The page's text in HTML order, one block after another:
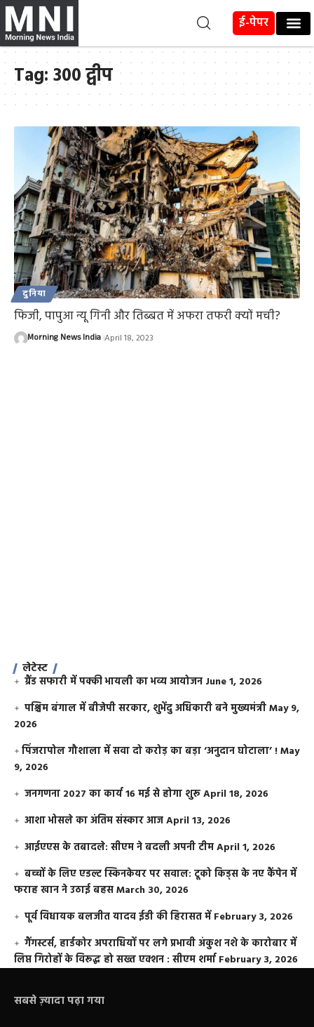
ई-पेपर
Tag:300 द्वीप
दुनिया
फिजी, पापुआ न्यू गिनी और तिब्बत में अफरा तफरी क्यों मची?
Morning News India April 18, 2023
लेटेस्ट
ग्रैंड सफारी में पक्की भायली का भव्य आयोजन June 1, 2026
पश्चिम बंगाल में बीजेपी सरकार, शुभेंदु अधिकारी बने मुख्यमंत्रीMay 9,
2026
​पिंजरापोल गौशाला में सवा दो करोड़ का बड़ा ‘अनुदान घोटाला’ !May
9, 2026
जनगणना 2027 का कार्य 16 मई से होगा शुरूApril 18, 2026
आशा भोसले का अंतिम संस्कार आजApril 13, 2026
आईएएस के तबादले: सीएम ने बदली अपनी टीमApril 1, 2026
बच्चों के लिए एडल्ट स्किनकेयर पर सवाल: टूको किड्स के नए कैंपेन में
फराह खान ने उठाई बहसMarch 30, 2026
पूर्व विधायक बलजीत यादव ईडी की हिरासत में February 3, 2026
गैंगस्टर्स, हार्डकोर अपराधियों पर लगे प्रभावी अंकुश नशे के कारोबार में
लिप्त गिरोहों के विरूद्ध हो सख्त एक्शन : सीएम शर्मा February 3, 2026
सबसे ज़्यादा पढ़ा गया